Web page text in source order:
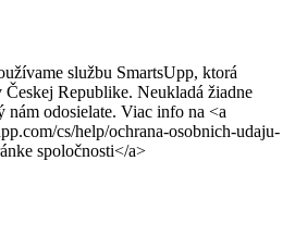
službu SmartsUpp, ktorá
Českej Republike. Neukladá žiadne
nám odosielate. Viac info na <a
cs/help/ochrana-osobnich-udaju-
spoločnosti</a>